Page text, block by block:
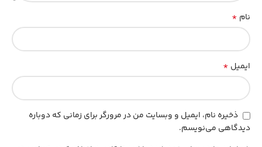
نام *
ایمیل *
ذخیره نام، ایمیل و وبسایت من در مرورگر برای زمانی که دوباره
دیدگاهی می‌نویسم.